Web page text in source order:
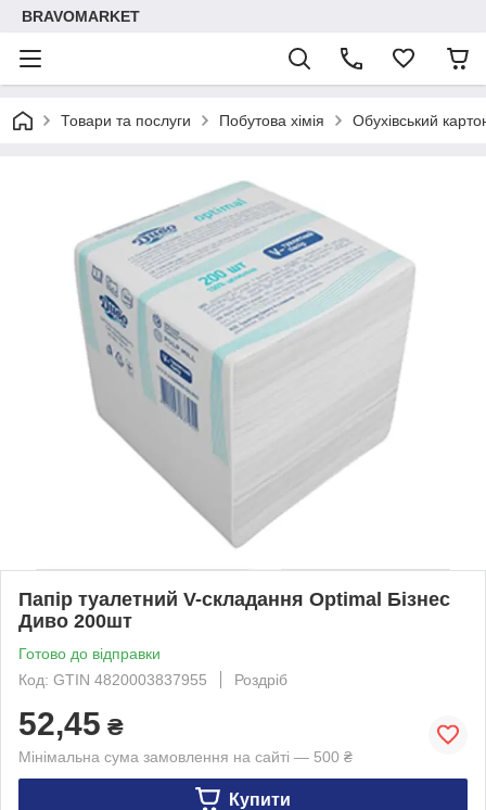
BRAVOMARKET
Товари та послуги Побутова хімія Обухівський
Папір туалетний V-складання Optimal Бізнес
Диво 200шт
Готово до відправки
Код: GTIN 4820003837955
Роздріб
52,45 ₴
Мінімальна сума замовлення на сайті — 500 ₴
Купити